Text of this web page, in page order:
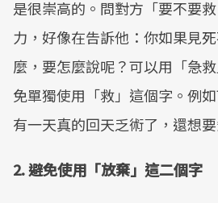
是很崇高的。問對方「要不要
力，好像在告訴他：你如果見
麼，要怎麼說呢？可以用「急
免單獨使用「救」這個字。例
有一天真的回天乏術了，還想要
2. 避免使用「放棄」這二個字